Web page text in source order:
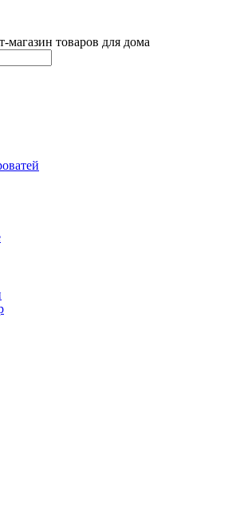
магазин товаров для дома